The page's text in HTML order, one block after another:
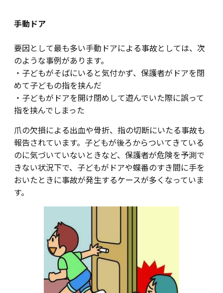
手動ドア
要因として最も多い手動ドアによる事故としては、次
のような事例があります。
・子どもがそばにいると気付かず、保護者がドアを閉
めて子どもの指を挟んだ
・子どもがドアを開け閉めして遊んでいた際に誤って
指を挟んでしまった
爪の欠損による出血や骨折、指の切断にいたる事故も
報告されています。子どもが後ろからついてきている
のに気づいていないときなど、保護者が危険を予測で
きない状況下で、子どもがドアや蝶番のすき間に手を
おいたときに事故が発生するケースが多くなっていま
す。